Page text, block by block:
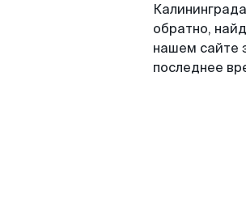
обратно,
нашем сайте
последнее